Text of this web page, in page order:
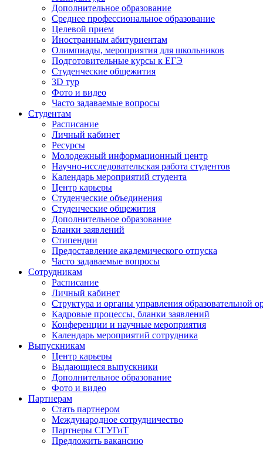
Дополнительное образование
Среднее профессиональное образование
Целевой прием
Иностранным абитуриентам
Олимпиады, мероприятия для школьников
Подготовительные курсы к ЕГЭ
Студенческие общежития
3D тур
Фото и видео
Часто задаваемые вопросы
Студентам
Расписание
Личный кабинет
Ресурсы
Молодежный информационный центр
Научно-исследовательская работа студентов
Календарь мероприятий студента
Центр карьеры
Студенческие объединения
Студенческие общежития
Дополнительное образование
Бланки заявлений
Стипендии
Предоставление академического отпуска
Часто задаваемые вопросы
Сотрудникам
Расписание
Личный кабинет
Структура и органы управления образовательной
Кадровые процессы, бланки заявлений
Конференции и научные мероприятия
Календарь мероприятий сотрудника
Выпускникам
Центр карьеры
Выдающиеся выпускники
Дополнительное образование
Фото и видео
Партнерам
Стать партнером
Международное сотрудничество
Партнеры СГУГиТ
Предложить вакансию